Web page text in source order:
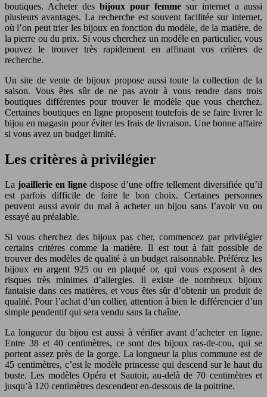
boutiques. Acheter des bijoux pour femme sur internet a aussi
plusieurs avantages. La recherche est souvent facilitée sur internet,
où l’on peut trier les bijoux en fonction du modèle, de la matière, de
la pierre ou du prix. Si vous cherchez un modèle en particulier, vous
pouvez le trouver très rapidement en affinant vos critères de
recherche.
Un site de vente de bijoux propose aussi toute la collection de la
saison. Vous êtes sûr de ne pas avoir à vous rendre dans trois
boutiques différentes pour trouver le modèle que vous cherchez.
Certaines boutiques en ligne proposent toutefois de se faire livrer le
bijou en magasin pour éviter les frais de livraison. Une bonne affaire
si vous avez un budget limité.
Les critères à privilégier
La joaillerie en ligne dispose d’une offre tellement diversifiée qu’il
est parfois difficile de faire le bon choix. Certaines personnes
peuvent aussi avoir du mal à acheter un bijou sans l’avoir vu ou
essayé au préalable.
Si vous cherchez des bijoux pas cher, commencez par privilégier
certains critères comme la matière. Il est tout à fait possible de
trouver des modèles de qualité à un budget raisonnable. Préférez les
bijoux en argent 925 ou en plaqué or, qui vous exposent à des
risques très minimes d’allergies. Il existe de nombreux bijoux
fantaisie dans ces matières, et vous êtes sûr d’obtenir un produit de
qualité. Pour l’achat d’un collier, attention à bien le différencier d’un
simple pendentif qui sera vendu sans la chaîne.
La longueur du bijou est aussi à vérifier avant d’acheter en ligne.
Entre 38 et 40 centimètres, ce sont des bijoux ras-de-cou, qui se
portent assez près de la gorge. La longueur la plus commune est de
45 centimètres, c’est le modèle princesse qui descend sur le haut du
buste. Les modèles Opéra et Sautoir, au-delà de 70 centimètres et
jusqu’à 120 centimètres descendent en-dessous de la poitrine.